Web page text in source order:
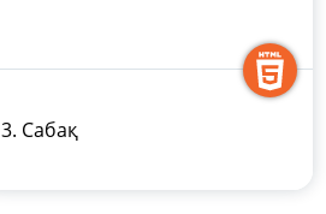
3. Сабақ